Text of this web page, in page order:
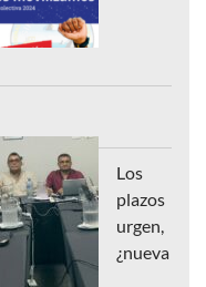
Los
plazos
urgen,
¿nueva